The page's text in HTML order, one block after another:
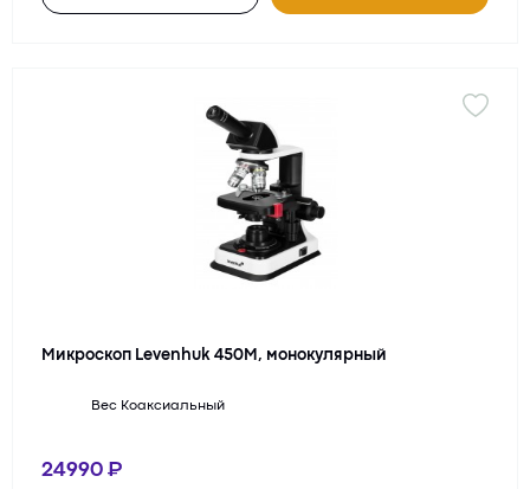
Микроскоп Levenhuk 450M, монокулярный
Вес Коаксиальный
24990